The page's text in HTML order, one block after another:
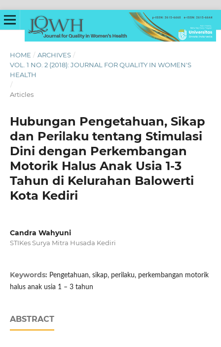
HOME / ARCHIVES /
VOL. 1 NO. 2 (2018): JOURNAL FOR QUALITY IN WOMEN'S
HEALTH
/
Articles
Hubungan Pengetahuan, Sikap
dan Perilaku tentang Stimulasi
Dini dengan Perkembangan
Motorik Halus Anak Usia 1-3
Tahun di Kelurahan Balowerti
Kota Kediri
Candra Wahyuni
STIKes Surya Mitra Husada Kediri
Keywords: Pengetahuan, sikap, perilaku, perkembangan motorik
halus anak usia 1 – 3 tahun
ABSTRACT